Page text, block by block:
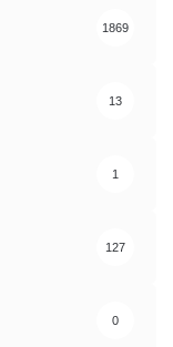
1869
13
1
127
0